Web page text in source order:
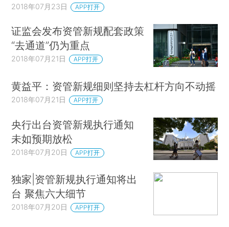
2018年07月23日 APP打开
证监会发布资管新规配套政策
“去通道”仍为重点
2018年07月21日 APP打开
黄益平：资管新规细则坚持去杠杆方向不动摇
2018年07月21日 APP打开
央行出台资管新规执行通知
未如预期放松
2018年07月20日 APP打开
独家|资管新规执行通知将出
台 聚焦六大细节
2018年07月20日 APP打开